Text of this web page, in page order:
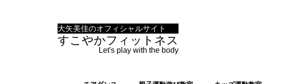
大矢美佳のオフィシャルサイト
すこやかフィットネス
Let's play with the body